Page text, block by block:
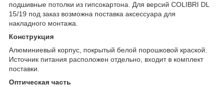
подшивные потолки из гипсокартона. Для версий COLIBRI DL
15/19 под заказ возможна поставка аксессуара для
накладного монтажа.
Конструкция
Алюминиевый корпус, покрытый белой порошковой краской.
Источник питания расположен отдельно, входит в комплект
поставки.
Оптическая часть